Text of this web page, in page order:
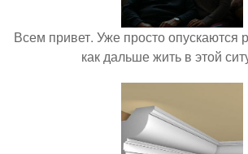
Всем привет. Уже просто опускаются
как дальше жить в этой